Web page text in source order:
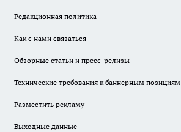
Редакционная политика
Как с нами связаться
Обзорные статьи и пресс-релизы
Технические требования к баннерным позициям
Разместить рекламу
Выходные данные